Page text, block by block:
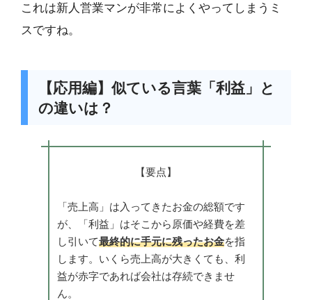
これは新人営業マンが非常によくやってしまうミ
スですね。
【応用編】似ている言葉「利益」と
の違いは？
【要点】
「売上高」は入ってきたお金の総額です
が、「利益」はそこから原価や経費を差
し引いて最終的に手元に残ったお金を指
します。いくら売上高が大きくても、利
益が赤字であれば会社は存続できませ
ん。